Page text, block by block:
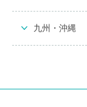
九州・沖縄